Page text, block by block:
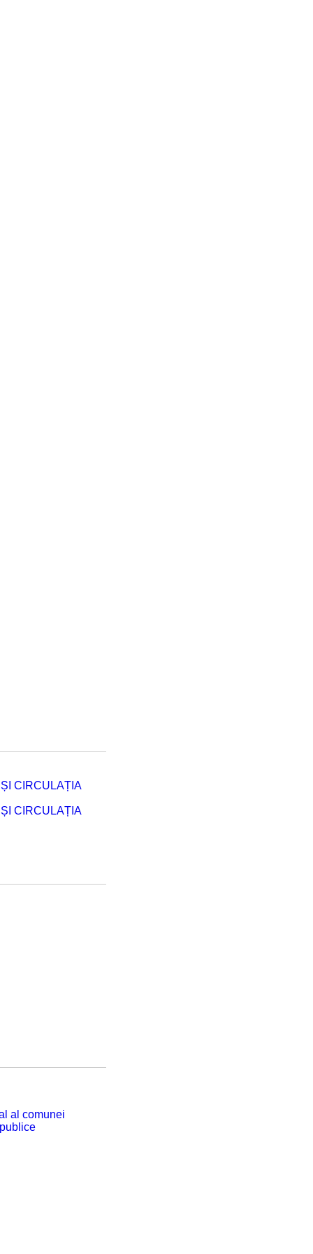
CIRCULAȚIA
CIRCULAȚIA
al comunei